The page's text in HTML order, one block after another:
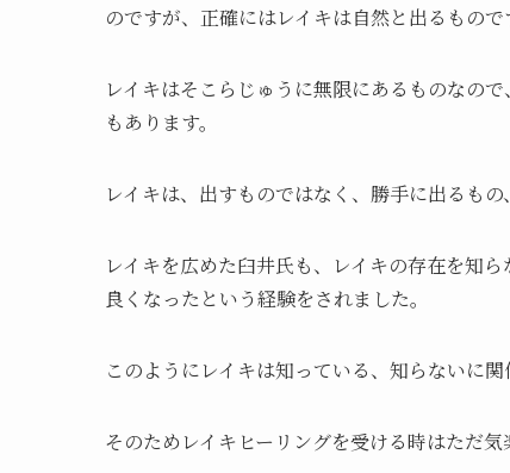
のですが、正確にはレイキは自然と出るもので
レイキはそこらじゅうに無限にあるものなの
もあります。
レイキは、出すものではなく、勝手に出るもの
レイキを広めた臼井氏も、レイキの存在を知
良くなったという経験をされました。
このようにレイキは知っている、知らないに関
そのためレイキヒーリングを受ける時はただ気